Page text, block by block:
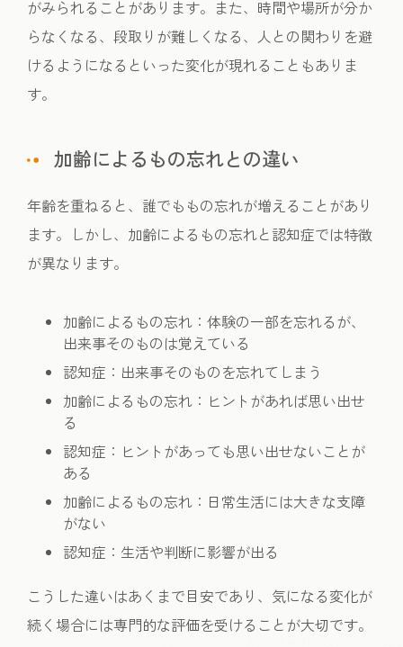
がみられることがあります。また、時間や場所が分か
らなくなる、段取りが難しくなる、人との関わりを避
けるようになるといった変化が現れることもありま
す。
加齢によるもの忘れとの違い
年齢を重ねると、誰でももの忘れが増えることがあり
ます。しかし、加齢によるもの忘れと認知症では特徴
が異なります。
加齢によるもの忘れ：体験の一部を忘れるが、
出来事そのものは覚えている
認知症：出来事そのものを忘れてしまう
加齢によるもの忘れ：ヒントがあれば思い出せ
る
認知症：ヒントがあっても思い出せないことが
ある
加齢によるもの忘れ：日常生活には大きな支障
がない
認知症：生活や判断に影響が出る
こうした違いはあくまで目安であり、気になる変化が
続く場合には専門的な評価を受けることが大切です。